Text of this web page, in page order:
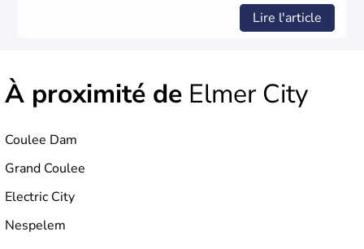
Lire l'article
À proximité de Elmer City
Coulee Dam
Grand Coulee
Electric City
Nespelem